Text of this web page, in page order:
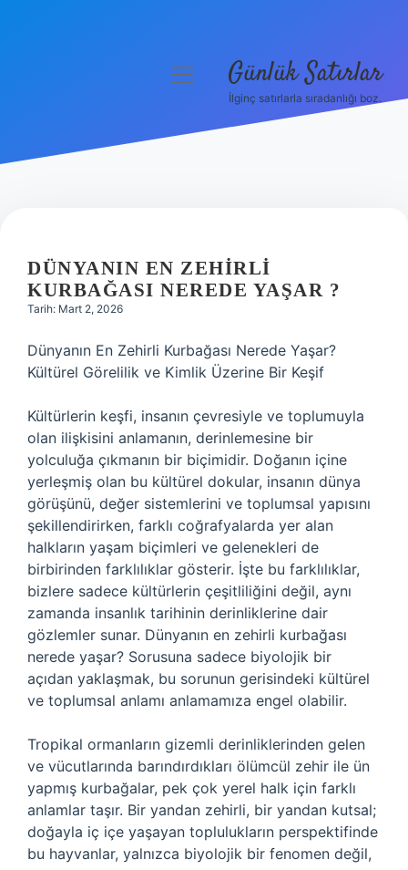
Hakkımızda
menüyü Günlük Satırlar
İlginç satırlarla sıradanlığı boz.
DÜNYANIN EN ZEHIRLI
KURBAĞASI NEREDE YAŞAR ?
Tarih: Mart 2, 2026
Dünyanın En Zehirli Kurbağası Nerede Yaşar?
Kültürel Görelilik ve Kimlik Üzerine Bir Keşif
Kültürlerin keşfi, insanın çevresiyle ve toplumuyla
olan ilişkisini anlamanın, derinlemesine bir
yolculuğa çıkmanın bir biçimidir. Doğanın içine
yerleşmiş olan bu kültürel dokular, insanın dünya
görüşünü, değer sistemlerini ve toplumsal yapısını
şekillendirirken, farklı coğrafyalarda yer alan
halkların yaşam biçimleri ve gelenekleri de
birbirinden farklılıklar gösterir. İşte bu farklılıklar,
bizlere sadece kültürlerin çeşitliliğini değil, aynı
zamanda insanlık tarihinin derinliklerine dair
gözlemler sunar. Dünyanın en zehirli kurbağası
nerede yaşar? Sorusuna sadece biyolojik bir
açıdan yaklaşmak, bu sorunun gerisindeki kültürel
ve toplumsal anlamı anlamamıza engel olabilir.
Tropikal ormanların gizemli derinliklerinden gelen
ve vücutlarında barındırdıkları ölümcül zehir ile ün
yapmış kurbağalar, pek çok yerel halk için farklı
anlamlar taşır. Bir yandan zehirli, bir yandan kutsal;
doğayla iç içe yaşayan toplulukların perspektifinde
bu hayvanlar, yalnızca biyolojik bir fenomen değil,